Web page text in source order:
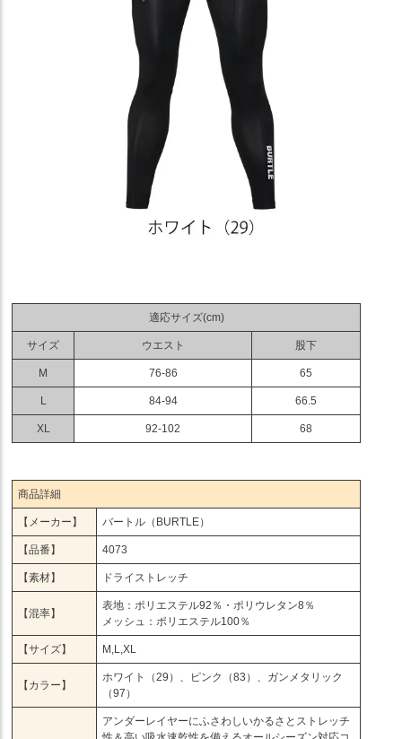
適応サイズ(cm)
サイズ ウエスト 股下
M 76-86 65
L 84-94 66.5
XL 92-102 68
商品詳細
【メーカー】 バートル（BURTLE）
【品番】 4073
【素材】 ドライストレッチ
【混率】
表地：ポリエステル92％・ポリウレタン8％
メッシュ：ポリエステル100％
【サイズ】 M,L,XL
【カラー】
ホワイト（29）、ピンク（83）、ガンメタリック
（97）
アンダーレイヤーにふさわしいかるさとストレッチ